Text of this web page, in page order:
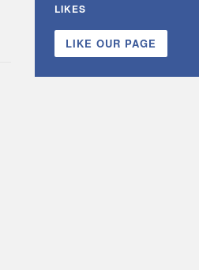
LIKES
LIKE OUR PAGE